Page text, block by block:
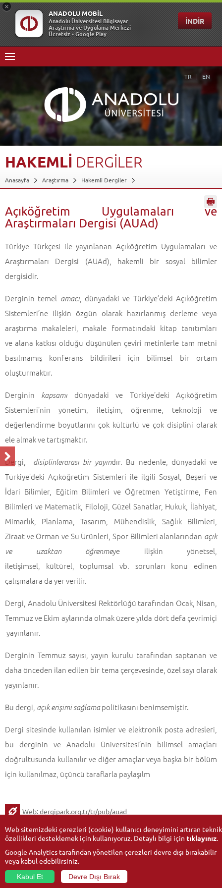
TR EN
HAKEMLİ DERGİLER
Anasayfa Araştırma
Hakemli Dergiler
Açıköğretim Uygulamaları ve
Araştırmaları Dergisi (AUAd)
Türkiye Türkçesi ile yayınlanan Açıköğretim Uygulamaları ve
Araştırmaları Dergisi (AUAd), hakemli bir sosyal bilimler
dergisidir.
Derginin temel amacı, dünyadaki ve Türkiye’deki Açıköğretim
Sistemleri’ne ilişkin özgün olarak hazırlanmış derleme veya
araştırma makaleleri, makale formatındaki kitap tanıtımları
ve alana katkısı olduğu düşünülen çeviri metinlerle tam metni
basılmamış konferans bildirileri için bilimsel bir ortam
oluşturmaktır.
Derginin kapsamı dünyadaki ve Türkiye’deki Açıköğretim
Sistemleri’nin yönetim, iletişim, öğrenme, teknoloji ve
değerlendirme boyutlarını çok kültürlü ve çok disiplini olarak
ele almak ve tartışmaktır.
Dergi, disiplinlerarası bir yayındır. Bu nedenle, dünyadaki ve
Türkiye’deki Açıköğretim Sistemleri ile ilgili Sosyal, Beşeri ve
İdari Bilimler, Eğitim Bilimleri ve Öğretmen Yetiştirme, Fen
Bilimleri ve Matematik, Filoloji, Güzel Sanatlar, Hukuk, İlahiyat,
Mimarlık, Planlama, Tasarım, Mühendislik, Sağlık Bilimleri,
Ziraat ve Orman ve Su Ürünleri, Spor Bilimleri alanlarından açık
ve uzaktan öğrenmeye ilişkin yönetsel,
iletişimsel, kültürel, toplumsal vb. sorunları konu edinen
çalışmalara da yer verilir.
Dergi, Anadolu Üniversitesi Rektörlüğü tarafından Ocak, Nisan,
Temmuz ve Ekim aylarında olmak üzere yılda dört defa çevrimiçi
yayınlanır.
Derginin Temmuz sayısı, yayın kurulu tarafından saptanan ve
daha önceden ilan edilen bir tema çerçevesinde, özel sayı olarak
yayınlanır.
Bu dergi, açık erişimi sağlamapolitikasını benimsemiştir.
Dergi sitesinde kullanılan isimler ve elektronik posta adresleri,
bu derginin ve Anadolu Üniversitesi’nin bilimsel amaçları
doğrultusunda kullanılır ve diğer amaçlar veya başka bir bölüm
için kullanılmaz, üçüncü taraflarla paylaşılm
Web:dergipark.org.tr/tr/pub/auad
Web sitemizdeki çerezleri (cookie) kullanıcı deneyimini artıran teknik
özellikleri desteklemek için kullanıyoruz. Detaylı bilgi için tıklayınız.
Google Analytics tarafından yönetilen çerezleri devre dışı bırakabilir
veya kabul edebilirsiniz.
Kabul Et Devre Dışı Bırak